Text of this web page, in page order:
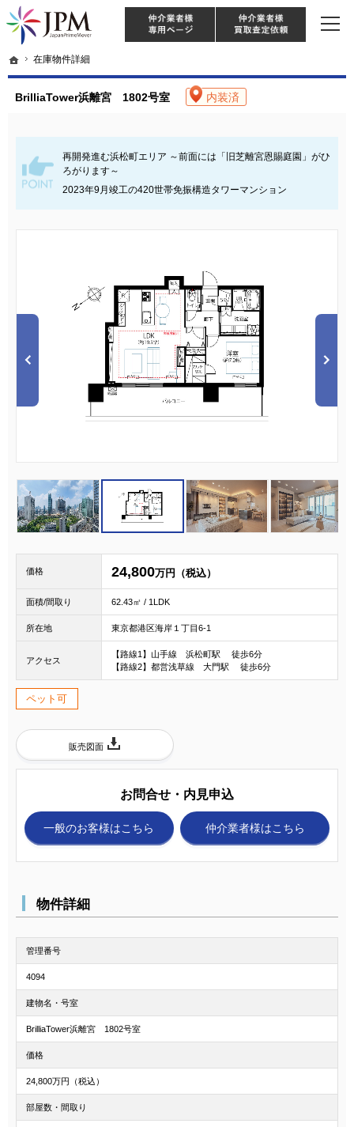
ホーム
在庫物件詳細
東京・神奈川・埼玉・千葉のリノベーション住宅や中古マンションを手がける会
【物件買取強化中！】リノベーション住宅・不動産・中古マンションならJPM
BrilliaTower浜離宮 1802号室 内装済
再開発進む浜松町エリア ～前面には「旧芝離宮恩賜庭園」がひ
ろがります～
2023年9月竣工の420世帯免振構造タワーマンション
1 2 3
価格 24,800万円（税込）
面積/間取り 62.43㎡ / 1LDK
所在地 東京都港区海岸１丁目6-1
アクセス
【路線1】山手線 浜松町駅 徒歩6分
【路線2】都営浅草線 大門駅 徒歩6分
ペット可
販売図面
お問合せ・内見申込
一般のお客様はこちら 仲介業者様はこちら
物件詳細
管理番号
4094
建物名・号室
BrilliaTower浜離宮 1802号室
価格
24,800万円（税込）
部屋数・間取り
ホーム
在庫物件詳細